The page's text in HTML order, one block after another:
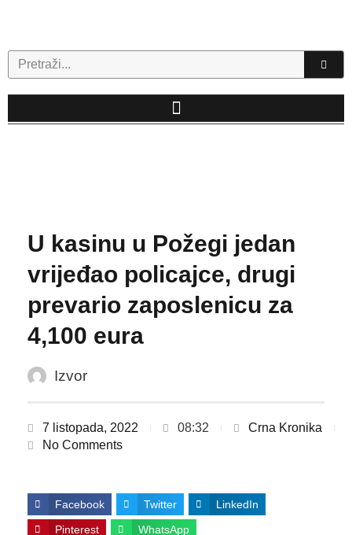
Search
U kasinu u Požegi jedan
vrijeđao policajce, drugi
prevario zaposlenicu za
4,100 eura
Izvor
7 listopada, 2022 08:32
Crna Kronika
No Comments
Facebook Twitter LinkedIn
Pinterest WhatsApp